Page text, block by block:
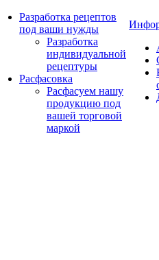
Разработка рецептов
под ваши нужды
Разработка
индивидуальной
рецептуры
Расфасовка
Расфасуем нашу
продукцию под
вашей торговой
маркой